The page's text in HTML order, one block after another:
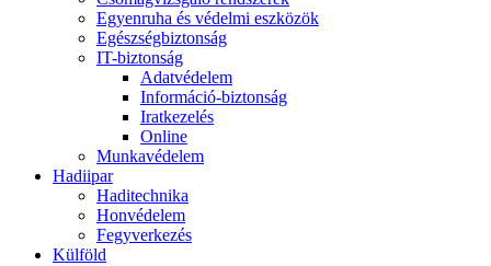
Egyenruha és védelmi eszközök
Egészségbiztonság
IT-biztonság
Adatvédelem
Információ-biztonság
Iratkezelés
Online
Munkavédelem
Hadiipar
Haditechnika
Honvédelem
Fegyverkezés
Külföld